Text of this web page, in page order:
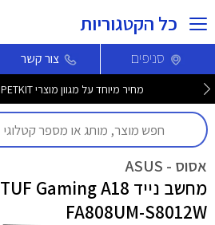
כל הקטגוריות
סניפים צור קשר
מחיר מיוחד על מגוון מוצרי PETKIT לחברי מועדון >>
אסוס - ASUS
מחשב נייד TUF Gaming A18
FA808UM-S8012W